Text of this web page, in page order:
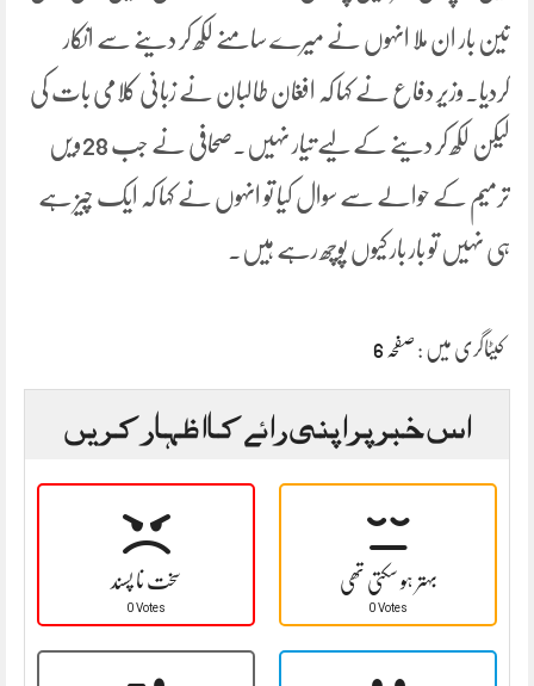
تین بار ان ملا انہوں نے میرے سامنے لکھ کر دینے سے انکار
کردیا۔وزیر دفاع نے کہا کہ افغان طالبان نے زبانی کلامی بات کی
لیکن لکھ کر دینے کے لیے تیار نہیں۔صحافی نے جب 28ویں
ترمیم کے حوالے سے سوال کیا تو انہوں نے کہا کہ ایک چیز ہے
ہی نہیں تو بار بار کیوں پوچھ رہے ہیں۔
کیٹاگری میں : صفحہ 6
اس خبر پر اپنی رائے کا اظہار کریں
سخت نا پسند
0 Votes
بہتر ہو سکتی تھی
0 Votes